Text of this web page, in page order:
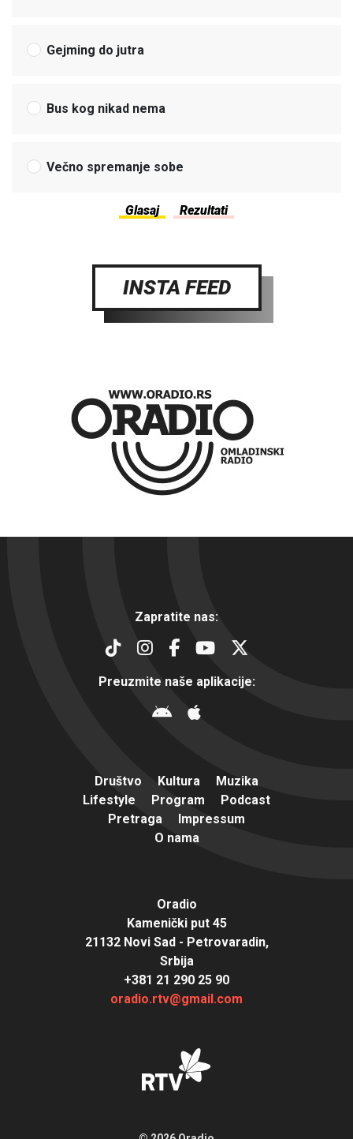
Gejming do jutra
Bus kog nikad nema
Večno spremanje sobe
INSTA FEED
Zapratite nas:
Preuzmite naše aplikacije:
Društvo Kultura
Muzika
Lifestyle
Program
Podcast
Pretraga
Impressum
O nama
Oradio
Kamenički put 45
21132 Novi Sad - Petrovaradin,
Srbija
+381 21 290 25 90
oradio.rtv@gmail.com